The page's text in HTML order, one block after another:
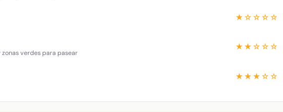
★☆☆☆☆
verdes para pasear
★★☆☆☆
★★★☆☆